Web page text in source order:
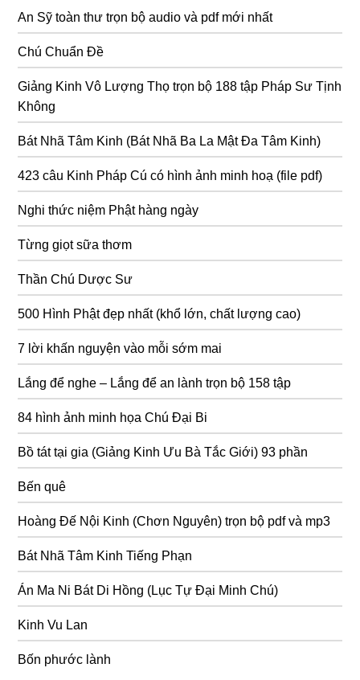
An Sỹ toàn thư trọn bộ audio và pdf mới nhất
Chú Chuẩn Đề
Giảng Kinh Vô Lượng Thọ trọn bộ 188 tập Pháp Sư Tịnh
Không
Bát Nhã Tâm Kinh (Bát Nhã Ba La Mật Đa Tâm Kinh)
423 câu Kinh Pháp Cú có hình ảnh minh hoạ (file pdf)
Nghi thức niệm Phật hàng ngày
Từng giọt sữa thơm
Thần Chú Dược Sư
500 Hình Phật đẹp nhất (khổ lớn, chất lượng cao)
7 lời khấn nguyện vào mỗi sớm mai
Lắng để nghe – Lắng để an lành trọn bộ 158 tập
84 hình ảnh minh họa Chú Đại Bi
Bồ tát tại gia (Giảng Kinh Ưu Bà Tắc Giới) 93 phần
Bến quê
Hoàng Đế Nội Kinh (Chơn Nguyên) trọn bộ pdf và mp3
Bát Nhã Tâm Kinh Tiếng Phạn
Án Ma Ni Bát Di Hồng (Lục Tự Đại Minh Chú)
Kinh Vu Lan
Bốn phước lành